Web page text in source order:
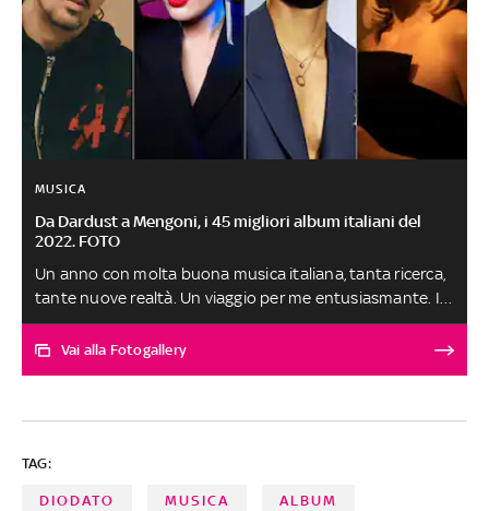
MUSICA
Da Dardust a Mengoni, i 45 migliori album italiani del
2022. FOTO
Un anno con molta buona musica italiana, tanta ricerca,
tante nuove realtà. Un viaggio per me entusiasmante. Il
mio album preferito del 2022 è Duality di Dardust. Dario
Faini ha declinato le sue due anime in altrettanti lavori e
c'è un vincitore, Dardust, e 44 secondi a pari merito.
sono usciti siamo ai decimali SELEZIONE DEGLI ALBUM A
Vai alla Fotogallery
TAG:
DIODATO MUSICA ALBUM